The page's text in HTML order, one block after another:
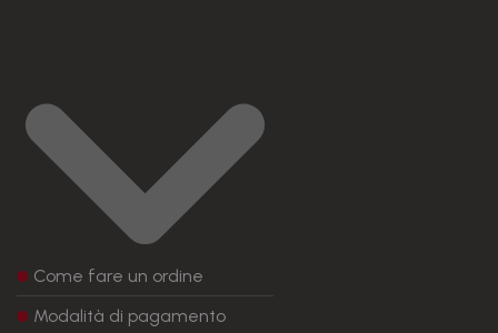
Come fare un ordine
Modalità di pagamento